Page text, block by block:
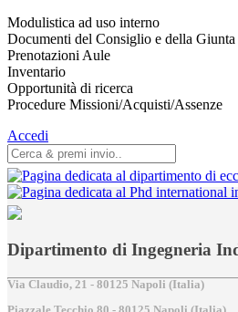
Modulistica ad uso interno
Documenti del Consiglio e della Giunta
Prenotazioni Aule
Inventario
Opportunità di ricerca
Procedure Missioni/Acquisti/Assenze
Accedi
Dipartimento di Ingegneria
Via Claudio, 21 - 80125 Napoli (Italia)